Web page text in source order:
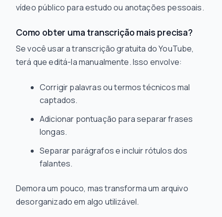
vídeo público para estudo ou anotações pessoais.
Como obter uma transcrição mais precisa?
Se você usar a transcrição gratuita do YouTube,
terá que editá-la manualmente. Isso envolve:
Corrigir palavras ou termos técnicos mal
captados.
Adicionar pontuação para separar frases
longas.
Separar parágrafos e incluir rótulos dos
falantes.
Demora um pouco, mas transforma um arquivo
desorganizado em algo utilizável.